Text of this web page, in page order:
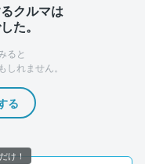
クルマは
た。
ると
れません。
る
け！